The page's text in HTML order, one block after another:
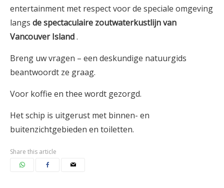
entertainment met respect voor de speciale omgeving
langs de spectaculaire zoutwaterkustlijn van
Vancouver Island.
Breng uw vragen – een deskundige natuurgids
beantwoordt ze graag.
Voor koffie en thee wordt gezorgd.
Het schip is uitgerust met binnen- en
buitenzichtgebieden en toiletten.
Share this article